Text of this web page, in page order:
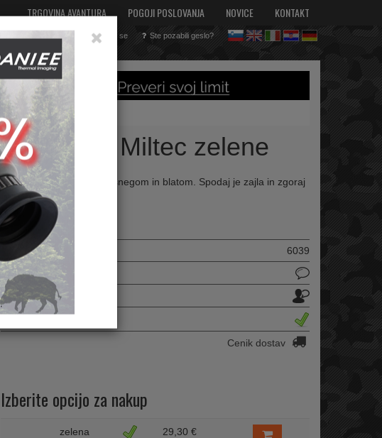
TRGOVINA AVANTURA POGOJI POSLOVANJA NOVICE KONTAKT
sl en it hr de
Registriraj se Ste pozabili geslo?
Gamaše - Miltec zelene
Gamaše za zaščito pred snegom in blatom. Spodaj je zajla in zgoraj
elastika.
Kataloška številka :
6039
Vprašaj za izdelek
Pošlji prijatelju
Zaloga
Cenik dostav
Izberite opcijo za nakup
zelena 29,30 €